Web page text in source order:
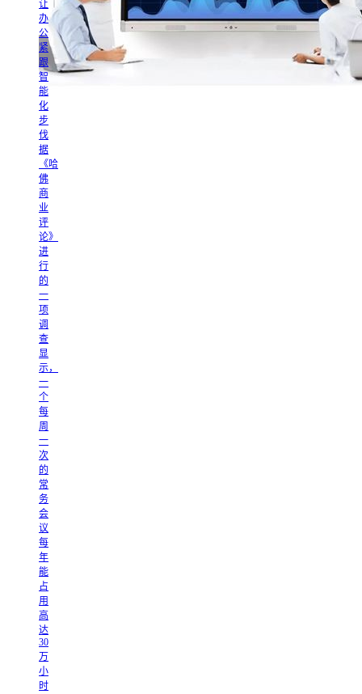
让
办
公
紧
跟
智
能
化
步
伐
据
《哈
佛
商
业
评
论》
进
行
的
一
项
调
查
显
示，
一
个
每
周
一
次
的
常
务
会
议
每
年
能
占
用
高
达
30
万
小
时